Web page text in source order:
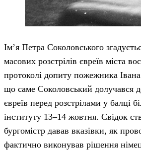
Ім’я Петра Соколовського
масових розстрілів євреїв міста
протоколі допиту пожежника
що саме Соколовський долучався
євреїв перед розстрілами у балці
інституту 13–14 жовтня. Свідок
бургомістр давав вказівки, як
фактично виконував рішення